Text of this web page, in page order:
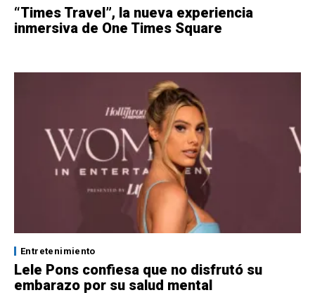
“Times Travel”, la nueva experiencia
inmersiva de One Times Square
Entretenimiento
Lele Pons confiesa que no disfrutó su
embarazo por su salud mental